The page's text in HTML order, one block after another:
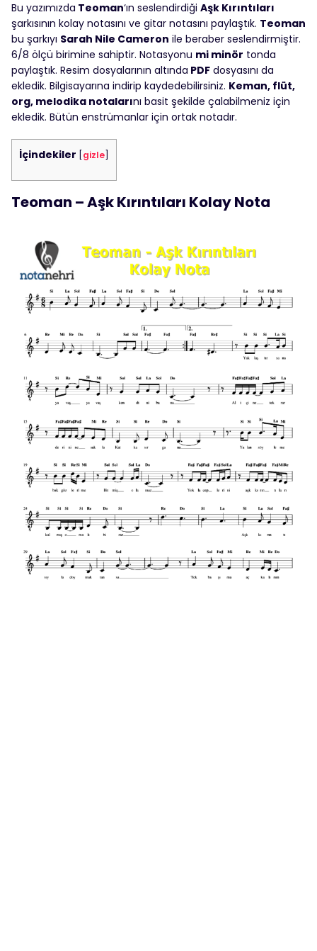
Bu yazımızda Teoman‘ın seslendirdiği Aşk Kırıntıları
şarkısının kolay notasını ve gitar notasını paylaştık. Teoman
bu şarkıyı Sarah Nile Cameron ile beraber seslendirmiştir.
6/8 ölçü birimine sahiptir. Notasyonu mi minör tonda
paylaştık. Resim dosyalarının altında PDF dosyasını da
ekledik. Bilgisayarına indirip kaydedebilirsiniz. Keman, flüt,
org, melodika notalarını basit şekilde çalabilmeniz için
ekledik. Bütün enstrümanlar için ortak notadır.
İçindekiler gizle
Teoman – Aşk Kırıntıları Kolay Nota